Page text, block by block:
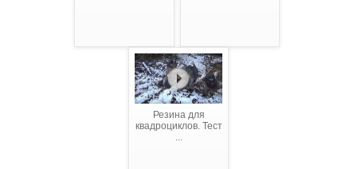
Резина для
квадроциклов. Тест
...